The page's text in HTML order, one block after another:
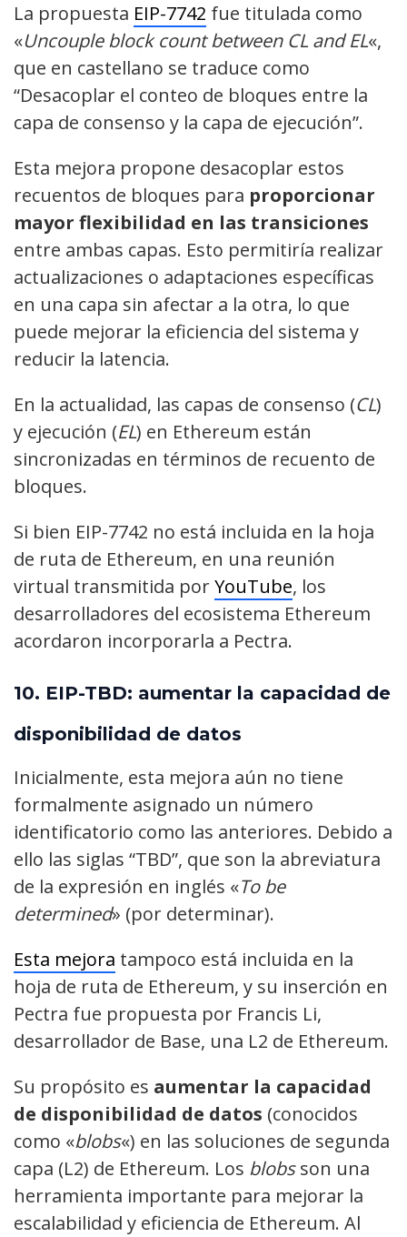
La propuesta EIP-7742 fue titulada como
«Uncouple block count between CL and EL«,
que en castellano se traduce como
“Desacoplar el conteo de bloques entre la
capa de consenso y la capa de ejecución”.
Esta mejora propone desacoplar estos
recuentos de bloques para proporcionar
mayor flexibilidad en las transiciones
entre ambas capas. Esto permitiría realizar
actualizaciones o adaptaciones específicas
en una capa sin afectar a la otra, lo que
puede mejorar la eficiencia del sistema y
reducir la latencia.
En la actualidad, las capas de consenso (CL)
y ejecución (EL) en Ethereum están
sincronizadas en términos de recuento de
bloques.
Si bien EIP-7742 no está incluida en la hoja
de ruta de Ethereum, en una reunión
virtual transmitida porYouTube, los
desarrolladores del ecosistema Ethereum
acordaron incorporarla a Pectra.
10. EIP-TBD: aumentar la capacidad de
disponibilidad de datos
Inicialmente, esta mejora aún no tiene
formalmente asignado un número
identificatorio como las anteriores. Debido a
ello las siglas “TBD”, que son la abreviatura
de la expresión en inglés «To be
determined» (por determinar).
Esta mejora tampoco está incluida en la
hoja de ruta de Ethereum, y su inserción en
Pectra fue propuesta por Francis Li,
desarrollador de Base, una L2 de Ethereum.
Su propósito es aumentar la capacidad
de disponibilidad de datos (conocidos
como «blobs«) en las soluciones de segunda
capa (L2) de Ethereum. Los blobsson una
herramienta importante para mejorar la
escalabilidad y eficiencia de Ethereum. Al